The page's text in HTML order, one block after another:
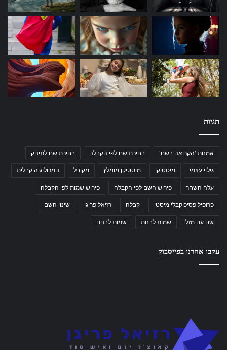
תגיות
אמנות 'הקריאה בשם' בחירת שם לפי הקבלה בחירת שם לתינוק
גילוי עצמי מיסטיקן מיסטיקן מומלץ מקובל נומרולוגיה קבלית
עלה השחר פירוש השם לפי הקבלה פירוש שמות לפי הקבלה
פרופיל פסיכוקבלי מיסטי קבלה רזיאל פריגן שינוי השם
שם עם מזל שמות לבנות שמות לבנים
עקבו אחרנו בפייסבוק